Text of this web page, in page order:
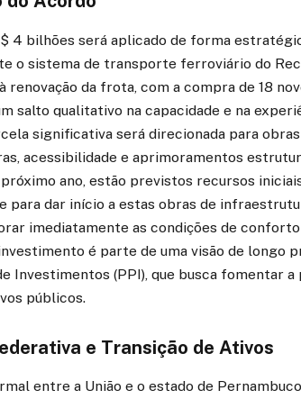
4 bilhões será aplicado de forma
o sistema de transporte ferroviário do
renovação da frota, com a compra de 18
salto qualitativo na capacidade e na
significativa será direcionada para
acessibilidade e aprimoramentos
ano, estão previstos recursos
para dar início a estas obras de
imediatamente as condições de
é parte de uma visão de longo
Investimentos (PPI), que busca fomentar
públicos.
e Transição de Ativos
entre a União e o estado de